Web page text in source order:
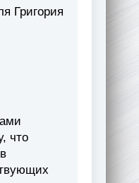
Григория
что